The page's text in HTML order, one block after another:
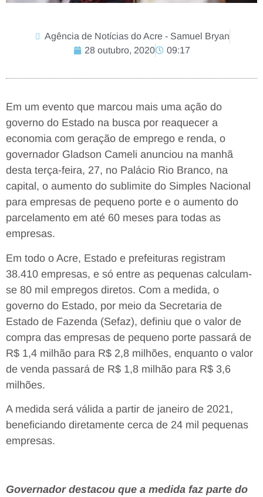
Agência de Notícias do Acre - Samuel Bryan
28 outubro, 2020
09:17
Em um evento que marcou mais uma ação do
governo do Estado na busca por reaquecer a
economia com geração de emprego e renda, o
governador Gladson Cameli anunciou na manhã
desta terça-feira, 27, no Palácio Rio Branco, na
capital, o aumento do sublimite do Simples Nacional
para empresas de pequeno porte e o aumento do
parcelamento em até 60 meses para todas as
empresas.
Em todo o Acre, Estado e prefeituras registram
38.410 empresas, e só entre as pequenas calculam-
se 80 mil empregos diretos. Com a medida, o
governo do Estado, por meio da Secretaria de
Estado de Fazenda (Sefaz), definiu que o valor de
compra das empresas de pequeno porte passará de
R$ 1,4 milhão para R$ 2,8 milhões, enquanto o valor
de venda passará de R$ 1,8 milhão para R$ 3,6
milhões.
A medida será válida a partir de janeiro de 2021,
beneficiando diretamente cerca de 24 mil pequenas
empresas.
Governador destacou que a medida faz parte do